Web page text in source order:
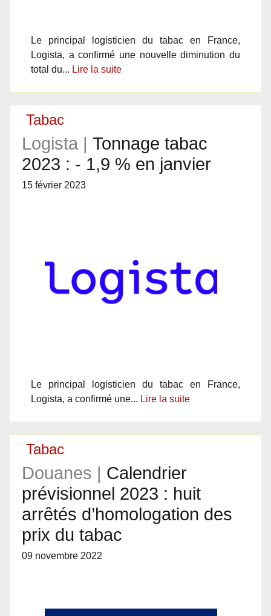
Le principal logisticien du tabac en France,
Logista, a confirmé une nouvelle diminution du
total du... Lire la suite
Tabac
Logista | Tonnage tabac
2023 : - 1,9 % en janvier
15 février 2023
Le principal logisticien du tabac en France,
Logista, a confirmé une... Lire la suite
Tabac
Douanes | Calendrier
prévisionnel 2023 : huit
arrêtés d’homologation des
prix du tabac
09 novembre 2022